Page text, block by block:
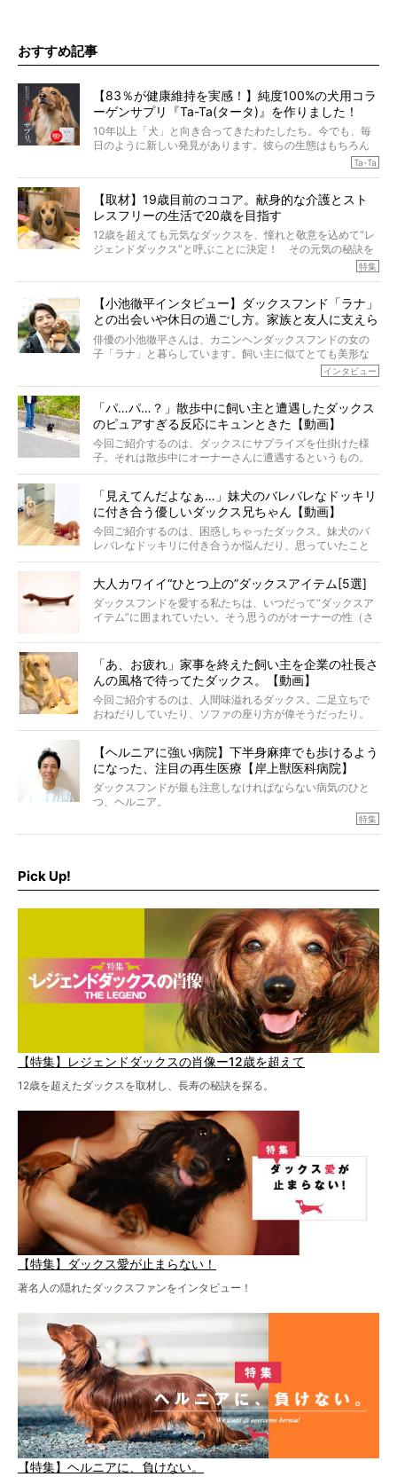
おすすめ記事
【83％が健康維持を実感！】純度100%の犬用コラ
ーゲンサプリ『Ta-Ta(タータ)』を作りました！
10年以上「犬」と向き合ってきたわたしたち。今でも、毎
日のように新しい発見があります。彼らの生態はもちろん
のこと、「食事」に関することも同じです。昔の犬は25年
も生きたといわれていますが、長生きの秘訣はバランスの
代の犬の食事は“ある重要な栄養”が不足しがちになっている
というのです。
それを効率よくおぎなってくれるのが、コラーゲン！ そ
こでわたしたちは、純度100%の犬用コラーゲンサプリ
『Ta-Ta(タータ)』を作りました！
愛犬家の83％が「健康維持を実感した」と評判のTa-Ta(タ
ータ)。健康維持をめざす、すべてのダックスたちに、どう
か届きますように。
Ta-Ta
【取材】19歳目前のココア。献身的な介護とスト
レスフリーの生活で20歳を目指す
12歳を超えても元気なダックスを、憧れと敬意を込めて“レ
ジェンドダックス”と呼ぶことに決定！ その元気の秘訣を
オーナーさんに伺うのが、特集『レジェンドダックスの肖
く」というオーナーさんのポリシーのもと、甘やかさずに
育てられ、18歳になるまで定期検査すらしたことがなかっ
たというココアくん。果たしてその長生きの秘訣とは。
特集
【小池徹平インタビュー】ダックスフンド「ラナ」
との出会いや休日の過ごし方。家族と友人に支えら
れてー
俳優の小池徹平さんは、カニンヘンダックスフンドの女の
子「ラナ」と暮らしています。飼い主に似てとても美形な
ラナは、現在８才。小池さんのインスタグラムでは、ラナ
と顔を寄せ合う写真も投稿されていて、ファンからは「ラ
ケメンから愛されているラナは、去年の誕生日に小池さん
からプレゼントしてもらったハーネスをつけて撮影に参加
してくれました。
インタビュー
「パ…パ…？」散歩中に飼い主と遭遇したダックス
のピュアすぎる反応にキュンときた【動画】
今回ご紹介するのは、ダックスにサプライズを仕掛けた様
子。それは散歩中にオーナーさんに遭遇するというもの。
戸惑って歩きを止めたり、すぐに気付いて追いかけたり、
「見えてんだよなぁ…」妹犬のバレバレなドッキリ
に付き合う優しいダックス兄ちゃん【動画】
今回ご紹介するのは、困惑しちゃったダックス。妹犬のバ
レバレなドッキリに付き合うか悩んだり、思っていたこと
と違う事態に陥ったり。そんなお悩み全開なダックスの様
大人カワイイ“ひとつ上の”ダックスアイテム[5選]
ダックスフンドを愛する私たちは、いつだって“ダックスア
イテム”に囲まれていたい。そう思うのがオーナーの性（さ
ムをご紹介。
「あ、お疲れ」家事を終えた飼い主を企業の社長さ
んの風格で待ってたダックス。【動画】
今回ご紹介するのは、人間味溢れるダックス。二足立ちで
おねだりしていたり、ソファの座り方が偉そうだったり。
今にも言葉を発しそうなダックスの姿は、もう人間にしか
【ヘルニアに強い病院】下半身麻痺でも歩けるよう
になった、注目の再生医療【岸上獣医科病院】
ダックスフンドが最も注意しなければならない病気のひと
つ、ヘルニア。
特集『ヘルニアに、負けない』では、ヘルニアに強い動物
病院のご紹介や、ヘルニアを乗り越えたご家族のインタビ
を点滴投与する治療により、歩けなかった子が投与37日で
特集
Pick Up!
【特集】レジェンドダックスの肖像ー12歳を超えて
12歳を超えたダックスを取材し、長寿の秘訣を探る。
【特集】ダックス愛が止まらない！
著名人の隠れたダックスファンをインタビュー！
【特集】ヘルニアに、負けない。